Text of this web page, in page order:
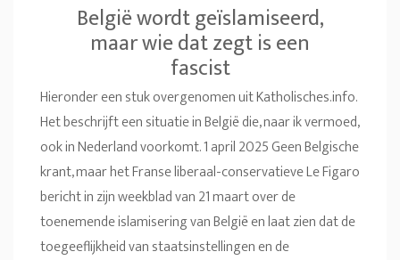
België wordt geïslamiseerd,
maar wie dat zegt is een
fascist
Hieronder een stuk overgenomen uit Katholisches.info.
Het beschrijft een situatie in België die, naar ik vermoed,
ook in Nederland voorkomt. 1 april 2025 Geen Belgische
krant, maar het Franse liberaal-conservatieve Le Figaro
bericht in zijn weekblad van 21 maart over de
toenemende islamisering van België en laat zien dat de
toegeeflijkheid van staatsinstellingen en de